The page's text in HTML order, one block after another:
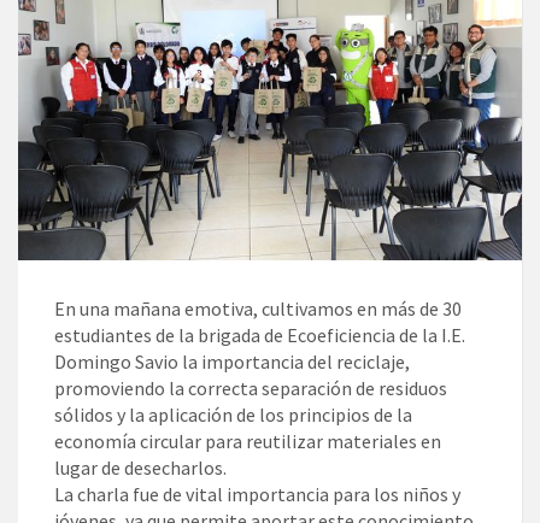
En una mañana emotiva, cultivamos en más de 30
estudiantes de la brigada de Ecoeficiencia de la I.E.
Domingo Savio la importancia del reciclaje,
promoviendo la correcta separación de residuos
sólidos y la aplicación de los principios de la
economía circular para reutilizar materiales en
lugar de desecharlos.
La charla fue de vital importancia para los niños y